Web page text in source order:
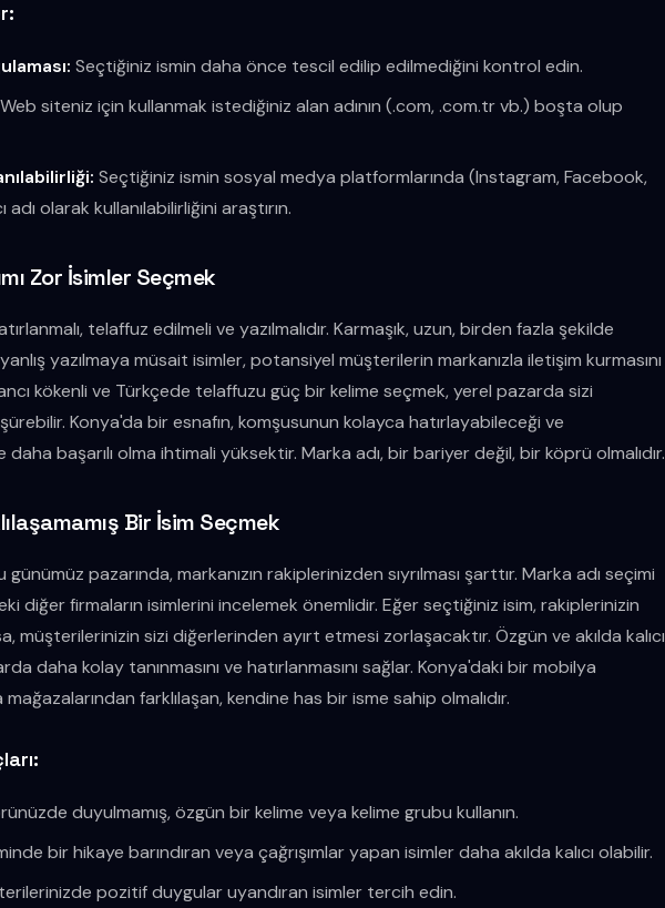
Seçtiğiniz ismin daha önce tescil edilip edilmediğini kontrol edin.
Web siteniz için kullanmak istediğiniz alan adının (.com, .com.tr vb.) boşta olup
Seçtiğiniz ismin sosyal medya platformlarında (Instagram, Facebook,
adı olarak kullanılabilirliğini araştırın.
Zor İsimler Seçmek
telaffuz edilmeli ve yazılmalıdır. Karmaşık, uzun, birden fazla şekilde
yazılmaya müsait isimler, potansiyel müşterilerin markanızla iletişim kurmasını
kökenli ve Türkçede telaffuzu güç bir kelime seçmek, yerel pazarda sizi
Konya'da bir esnafın, komşusunun kolayca hatırlayabileceği ve
başarılı olma ihtimali yüksektir. Marka adı, bir bariyer değil, bir köprü olmalıdır.
Bir İsim Seçmek
pazarında, markanızın rakiplerinizden sıyrılması şarttır. Marka adı seçimi
diğer firmaların isimlerini incelemek önemlidir. Eğer seçtiğiniz isim, rakiplerinizin
müşterilerinizin sizi diğerlerinden ayırt etmesi zorlaşacaktır. Özgün ve akılda kalıcı
daha kolay tanınmasını ve hatırlanmasını sağlar. Konya'daki bir mobilya
farklılaşan, kendine has bir isme sahip olmalıdır.
duyulmamış, özgün bir kelime veya kelime grubu kullanın.
bir hikaye barındıran veya çağrışımlar yapan isimler daha akılda kalıcı olabilir.
pozitif duygular uyandıran isimler tercih edin.